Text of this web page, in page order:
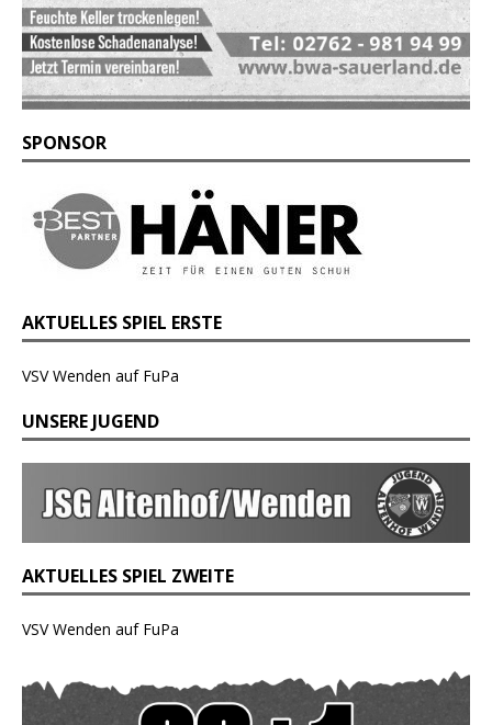
SPONSOR
AKTUELLES SPIEL ERSTE
VSV Wenden auf FuPa
UNSERE JUGEND
AKTUELLES SPIEL ZWEITE
VSV Wenden auf FuPa